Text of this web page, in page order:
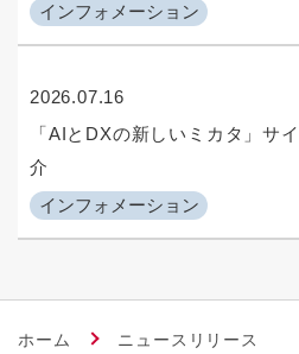
インフォメーション
2026.07.16
インフォメーション
「AIとDXの新しいミカタ」サ
介
ホーム
ニュースリリース